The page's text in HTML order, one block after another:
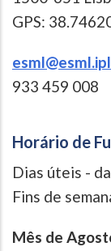
GPS:
933 459 008
Horário de
Dias úteis -
Fins de
Mês de